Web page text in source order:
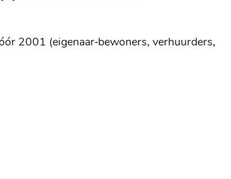
2001 (eigenaar‑bewoners, verhuurders,